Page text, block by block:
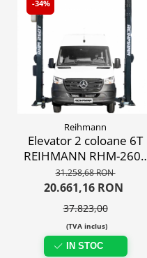
-34%
Reihmann
Elevator 2 coloane 6T
REIHMANN RHM-260T
profesional, blocaj
automat, 380V
31.258,68 RON
20.661,16 RON
37.823,00
(TVA inclus)
IN STOC